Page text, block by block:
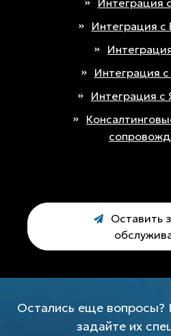
Интеграция
Интеграция с
Интеграция
Интеграция с
Оставить
Остались еще вопросы?
задайте их